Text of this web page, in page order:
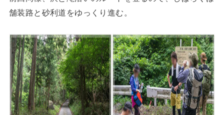
舗装路と砂利道をゆっくり進む。